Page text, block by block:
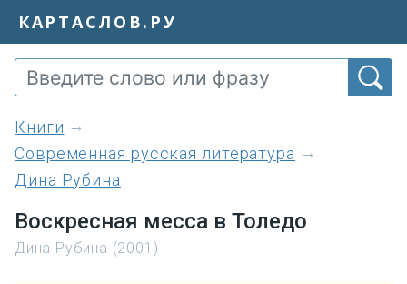
КАРТАСЛОВ.РУ
книги
Современная русская литература
Дина Рубина
Воскресная месса в Толедо
Дина Рубина (2001)